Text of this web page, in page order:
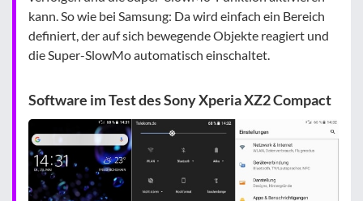
kann. So wie bei Samsung: Da wird einfach ein Bereich
definiert, der auf sich bewegende Objekte reagiert und
die Super-SlowMo automatisch einschaltet.
Software im Test des Sony Xperia XZ2 Compact